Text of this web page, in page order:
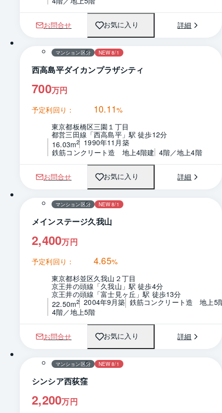
お問合せ お気に入り 詳細
1 / 0 間取り
マンション区分 NEW 8/1
西高島平ダイカンプラザシティ
700万円
予定利回り： 10.11%
東京都板橋区三園１丁目
都営三田線「西高島平」駅 徒歩12分
16.03m2
1990年11月築
鉄筋コンクリート造　地上4階建 4階／地上4階
お問合せ お気に入り 詳細
1 / 0 間取り
マンション区分 NEW 8/1
メインステージ久我山
2,400万円
予定利回り： 4.65%
東京都杉並区久我山２丁目
京王井の頭線「久我山」駅 徒歩4分
京王井の頭線「富士見ヶ丘」駅 徒歩13分
22.50m2 2004年9月築 鉄筋コンクリート造　地上5
4階／地上5階
お問合せ お気に入り 詳細
1 / 0 間取り
マンション区分 NEW 8/1
シンシア西荻窪
2,200万円